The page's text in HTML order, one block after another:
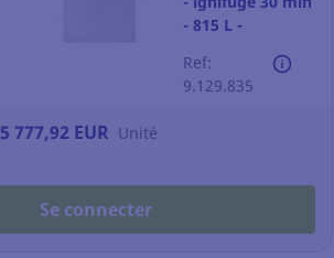
- 815 L -
Ref:
9.129.835
5 777,92 EUR Unité
Se connecter